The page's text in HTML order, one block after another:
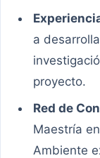
a
proyecto.
Red de
Maestría
Ambiente